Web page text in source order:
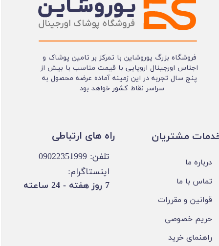
فروشگاه بزرگ یوروشاین با تمرکز بر تامین پوشاک و
اجناس اورجینال اروپایی با قیمت مناسب با بیش از
پنج سال تجربه در این زمینه آماده عرضه محصول به
سراسر نقاط کشور خواهد بود
مشتریان
درباره ما
تماس با ما
قوانین و مقررات
حریم خصوصی
راهنمای خرید
تلفن: 09022351999
اینستاگرام:
​7 روز هفته - 24 ساعته ​​​​​​​
​​راه های ارتباطی